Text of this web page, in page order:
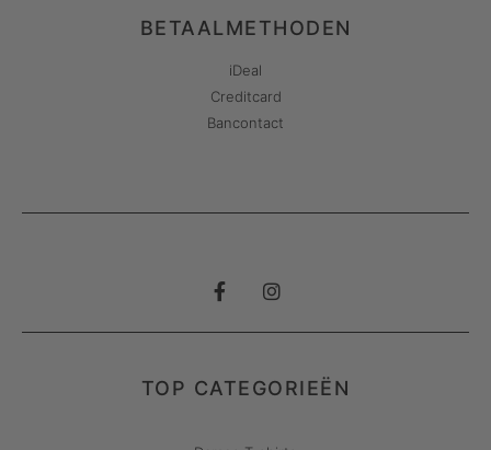
BETAALMETHODEN
iDeal
Creditcard
Bancontact
TOP CATEGORIEËN